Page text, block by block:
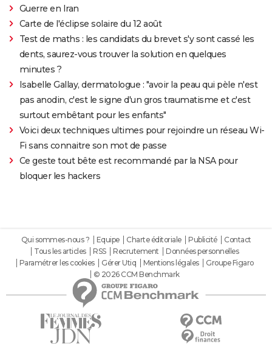
Guerre en Iran
Carte de l'éclipse solaire du 12 août
Test de maths : les candidats du brevet s'y sont cassé les
dents, saurez-vous trouver la solution en quelques
minutes ?
Isabelle Gallay, dermatologue : "avoir la peau qui pèle n'est
pas anodin, c'est le signe d'un gros traumatisme et c'est
surtout embêtant pour les enfants"
Voici deux techniques ultimes pour rejoindre un réseau Wi-
Fi sans connaitre son mot de passe
Ce geste tout bête est recommandé par la NSA pour
bloquer les hackers
Qui sommes-nous ? Equipe Charte éditoriale Publicité
Contact
Tous les articles
RSS Recrutement
Données personnelles
Paramétrer les cookies
Gérer Utiq Mentions légales
Groupe Figaro
© 2026 CCM Benchmark